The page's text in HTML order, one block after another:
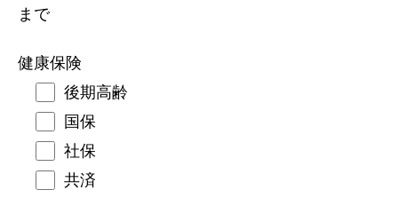
まで
健康保険
後期高齢
国保
社保
共済